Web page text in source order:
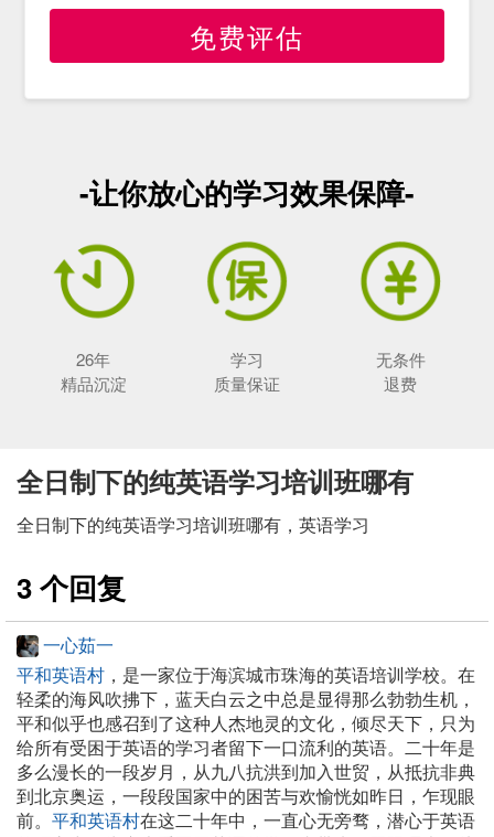
免费评估
-让你放心的学习效果保障-
26年
精品沉淀
学习
质量保证
无条件
退费
全日制下的纯英语学习培训班哪有
全日制下的纯英语学习培训班哪有，英语学习
3 个回复
一心茹一
平和英语村 ，是一家位于海滨城市珠海的英语培训学校。在
轻柔的海风吹拂下，蓝天白云之中总是显得那么勃勃生机，
平和似乎也感召到了这种人杰地灵的文化，倾尽天下，只为
给所有受困于英语的学习者留下一口流利的英语。二十年是
多么漫长的一段岁月，从九八抗洪到加入世贸，从抵抗非典
到北京奥运，一段段国家中的困苦与欢愉恍如昨日，乍现眼
前。 平和英语村在这二十年中，一直心无旁骛，潜心于英语